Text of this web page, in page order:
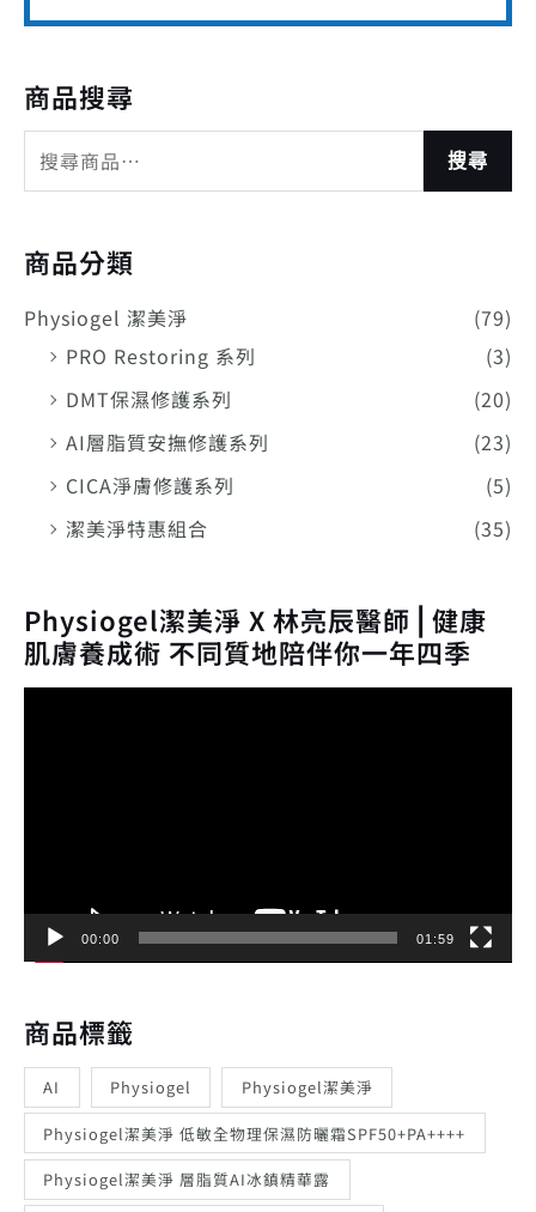
商品搜尋
搜尋
商品分類
Physiogel 潔美淨
(79)
PRO Restoring 系列
(3)
DMT保濕修護系列
(20)
AI層脂質安撫修護系列
(23)
CICA淨膚修護系列
(5)
潔美淨特惠組合
(35)
Physiogel潔美淨 X 林亮辰醫師⎪健康
肌膚養成術 不同質地陪伴你一年四季
00:00 01:59
商品標籤
AI Physiogel Physiogel潔美淨
Physiogel潔美淨 低敏全物理保濕防曬霜SPF50+PA++++
Physiogel潔美淨 層脂質AI冰鎮精華露